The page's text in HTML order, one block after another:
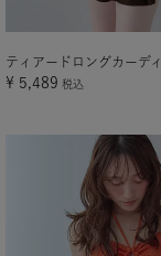
¥ 5,489 税込